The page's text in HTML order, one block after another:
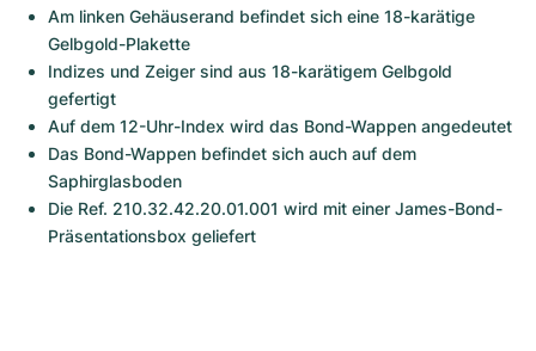
Am linken Gehäuserand befindet sich eine 18-karätige
Gelbgold-Plakette
Indizes und Zeiger sind aus 18-karätigem Gelbgold
gefertigt
Auf dem 12-Uhr-Index wird das Bond-Wappen angedeutet
Das Bond-Wappen befindet sich auch auf dem
Saphirglasboden
Die Ref. 210.32.42.20.01.001 wird mit einer James-Bond-
Präsentationsbox geliefert